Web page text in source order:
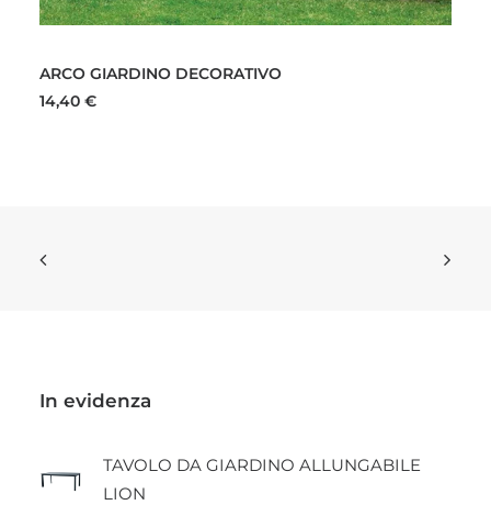
ARCO GIARDINO DECORATIVO
14,40€
In evidenza
TAVOLO DA GIARDINO ALLUNGABILE
LION